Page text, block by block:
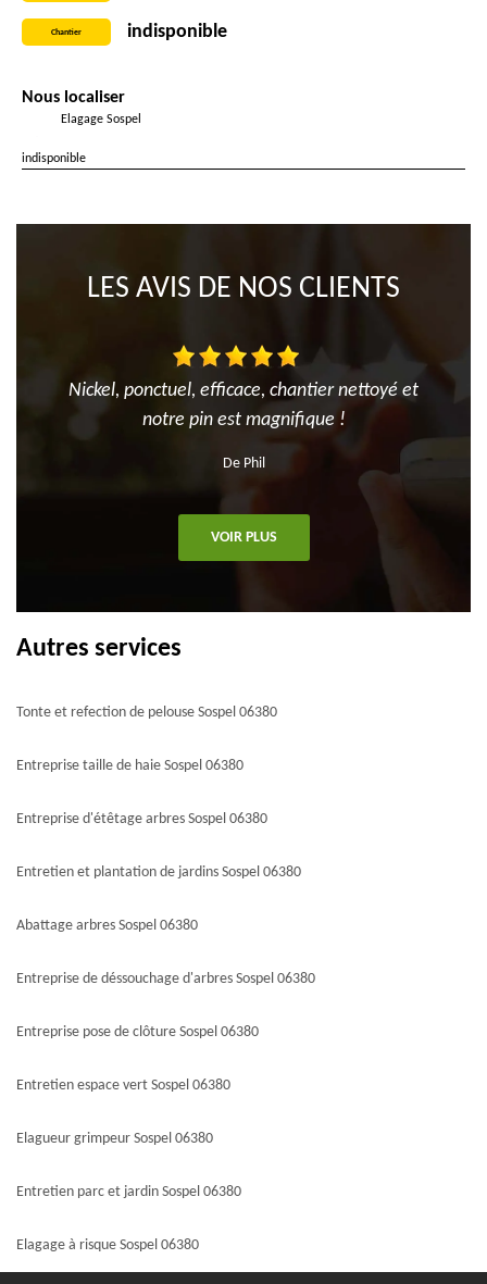
Chantier indisponible
Nous localiser
Elagage Sospel
indisponible
LES AVIS DE NOS CLIENTS
Nickel, ponctuel, efficace, chantier nettoyé et
notre pin est magnifique !
De Phil
VOIR PLUS
Autres services
Tonte et refection de pelouse Sospel 06380
Entreprise taille de haie Sospel 06380
Entreprise d'étêtage arbres Sospel 06380
Entretien et plantation de jardins Sospel 06380
Abattage arbres Sospel 06380
Entreprise de déssouchage d'arbres Sospel 06380
Entreprise pose de clôture Sospel 06380
Entretien espace vert Sospel 06380
Elagueur grimpeur Sospel 06380
Entretien parc et jardin Sospel 06380
Elagage à risque Sospel 06380